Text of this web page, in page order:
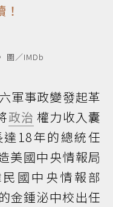
圖／IMDb
軍事政變發起革
政治 權力收入囊
18年的總統任
美國中央情報局
國中央情報部
金鍾泌中校出任